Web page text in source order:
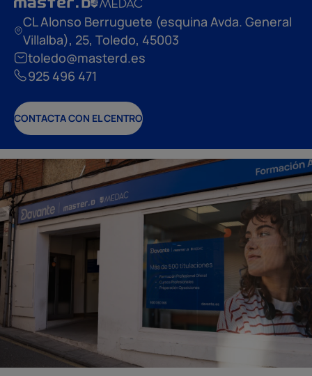
CL Alonso Berruguete (esquina Avda. General
Villalba), 25, Toledo, 45003
toledo@masterd.es
925 496 471
CONTACTA CON EL CENTRO